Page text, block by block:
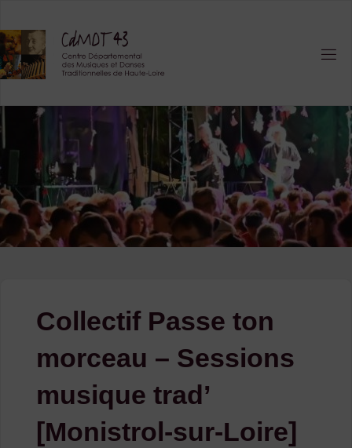
content
Collectif Passe ton
morceau – Sessions
musique trad’
[Monistrol-sur-Loire]